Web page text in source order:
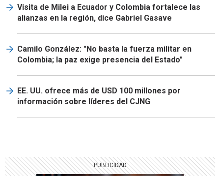
Visita de Milei a Ecuador y Colombia fortalece las
alianzas en la región, dice Gabriel Gasave
Camilo González: "No basta la fuerza militar en
Colombia; la paz exige presencia del Estado"
EE. UU. ofrece más de USD 100 millones por
información sobre líderes del CJNG